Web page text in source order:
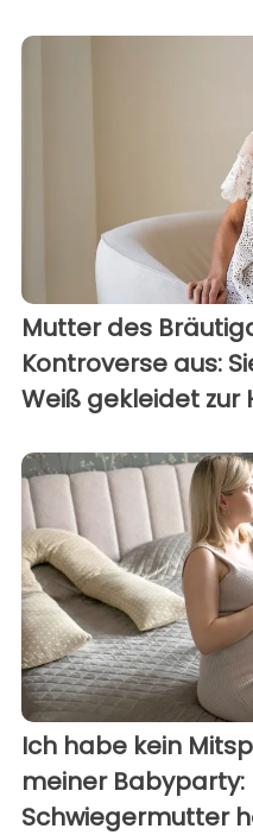
Mutter des
Kontroverse aus:
Weiß gekleidet zur
Ich habe kein
meiner Babyparty:
Schwiegermutter